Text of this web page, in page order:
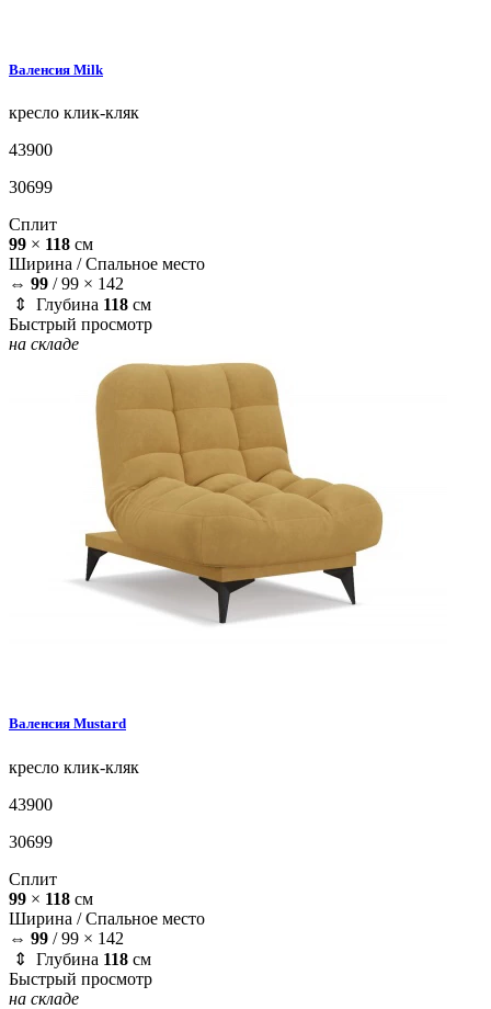
Валенсия Milk
кресло клик-кляк
43900
30699
Сплит
99 × 118 см
Ширина /Спальное место
⇔ 99 /99 × 142
⇕ Глубина 118 см
Быстрый просмотр
на складе
Валенсия Mustard
кресло клик-кляк
43900
30699
Сплит
99 × 118 см
Ширина /Спальное место
⇔ 99 /99 × 142
⇕ Глубина 118 см
Быстрый просмотр
на складе